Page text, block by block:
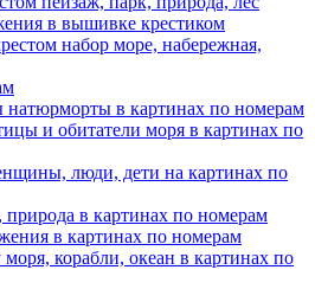
в вышивке крестиком
набор море, набережная,
натюрморты в картинах по номерам
и обитатели моря в картинах по
люди, дети на картинах по
в картинах по номерам
в картинах по номерам
корабли, океан в картинах по